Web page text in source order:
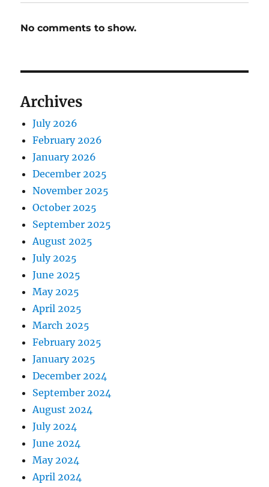
No comments to show.
Archives
July 2026
February 2026
January 2026
December 2025
November 2025
October 2025
September 2025
August 2025
July 2025
June 2025
May 2025
April 2025
March 2025
February 2025
January 2025
December 2024
September 2024
August 2024
July 2024
June 2024
May 2024
April 2024